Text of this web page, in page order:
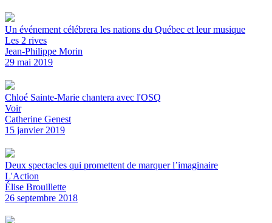
Un événement célébrera les nations du Québec et leur musique
Les 2 rives
Jean-Philippe Morin
29 mai 2019
Chloé Sainte-Marie chantera avec l'OSQ
Voir
Catherine Genest
15 janvier 2019
Deux spectacles qui promettent de marquer l’imaginaire
L'Action
Élise Brouillette
26 septembre 2018